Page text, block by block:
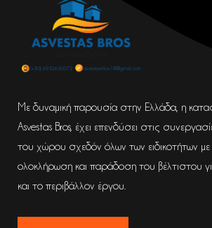
Με δυναμική παρουσία στην Ελλάδα, η
Asvestas Bros, έχει επενδύσει στις
του χώρου σχεδόν όλων των ειδικοτήτων
ολοκλήρωση και παράδοση του βέλτιστου
και το περιβάλλον έργου.